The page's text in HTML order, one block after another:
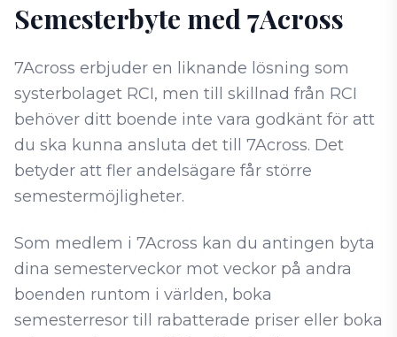
Semesterbyte med 7Across
7Across erbjuder en liknande lösning som
systerbolaget RCI, men till skillnad från RCI
behöver ditt boende inte vara godkänt för att
du ska kunna ansluta det till 7Across. Det
betyder att fler andelsägare får större
semestermöjligheter.
Som medlem i 7Across kan du antingen byta
dina semesterveckor mot veckor på andra
boenden runtom i världen, boka
semesterresor till rabatterade priser eller boka